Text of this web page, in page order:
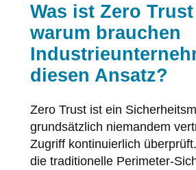
Was ist Zero Trust
warum brauchen
diesen Ansatz?
Zero Trust ist ein
grundsätzlich niemandem
Zugriff kontinuierlich
die traditionelle Perimeter-